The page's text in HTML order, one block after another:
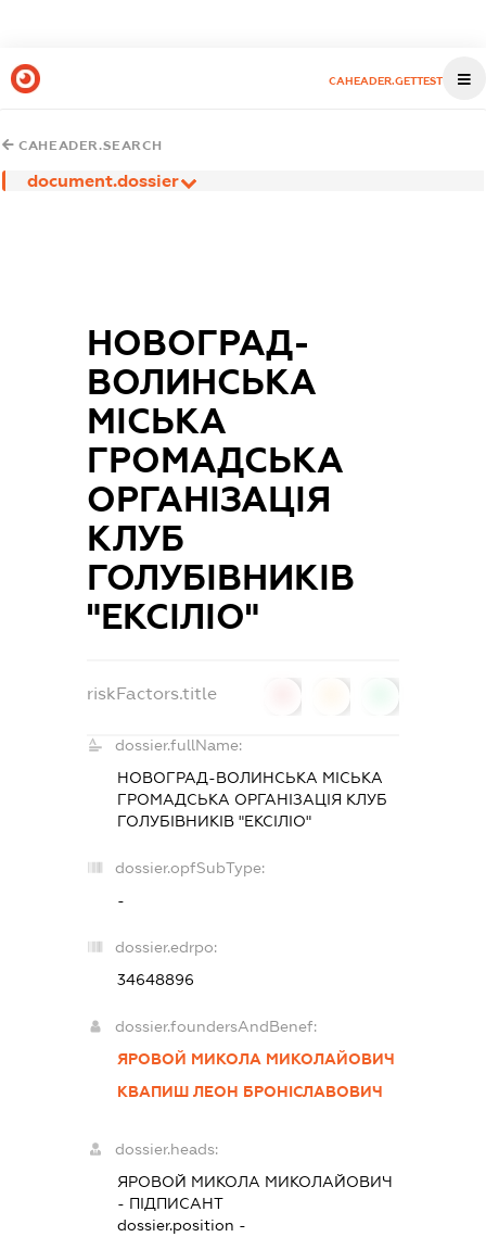
CAHEADER.GETTEST
CAHEADER.SEARCH
document.dossier
НОВОГРАД-
ВОЛИНСЬКА
МІСЬКА
ГРОМАДСЬКА
ОРГАНІЗАЦІЯ
КЛУБ
ГОЛУБІВНИКІВ
"ЕКСІЛІО"
riskFactors.title
dossier.fullName:
НОВОГРАД-ВОЛИНСЬКА МІСЬКА
ГРОМАДСЬКА ОРГАНІЗАЦІЯ КЛУБ
ГОЛУБІВНИКІВ "ЕКСІЛІО"
dossier.opfSubType:
-
dossier.edrpo:
34648896
dossier.foundersAndBenef:
ЯРОВОЙ МИКОЛА МИКОЛАЙОВИЧ
КВАПИШ ЛЕОН БРОНІСЛАВОВИЧ
dossier.heads:
ЯРОВОЙ МИКОЛА МИКОЛАЙОВИЧ
- ПІДПИСАНТ
dossier.position -